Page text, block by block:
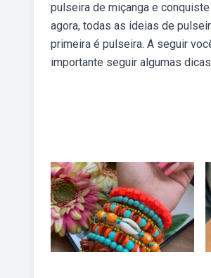
pulseira de miçanga e
agora, todas as ideias de
primeira é pulseira. A seguir
importante seguir algumas